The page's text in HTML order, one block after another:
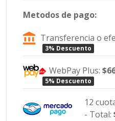
Metodos de pago:
Transferencia o
3% Descuento
WebPay Plus:
5% Descuento
12
- Total: